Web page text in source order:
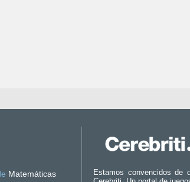
Matemáticas
Estamos convencidos de